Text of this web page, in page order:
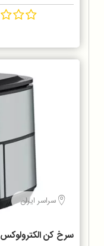
سراسر ایران
سرخ کن الکترولوکس E6AF1-720S